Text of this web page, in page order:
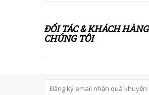
ĐỐI TÁC & KHÁCH HÀNG
CHÚNG TÔI
.